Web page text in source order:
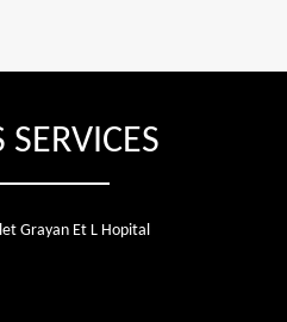
Grayan Et L Hopital